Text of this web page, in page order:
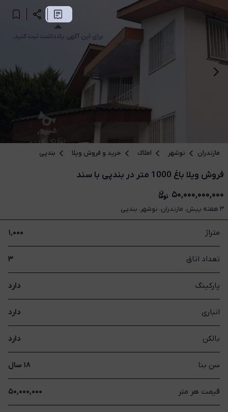
مازندران نوشهر املاک خرید و فروش ویلا بندپی
فروش ویلا باغ 1000 متر در بندپی با سند
۵۰,۰۰۰,۰۰۰,۰۰۰
۳ هفته پیش، مازندران، نوشهر، بندپی
متراژ ۱,۰۰۰
تعداد اتاق ۳
پارکینگ دارد
انباری دارد
بالکن دارد
سن بنا ۱۸ سال
قیمت هر متر ۵۰,۰۰۰,۰۰۰
برای این آگهی یادداشت ثبت کنید.